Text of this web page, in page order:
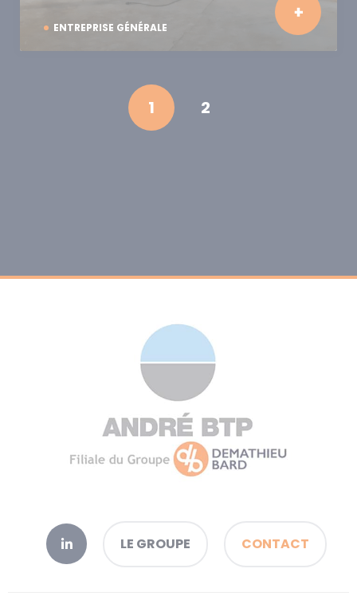
ENTREPRISE GÉNÉRALE
1 2
LE GROUPE CONTACT